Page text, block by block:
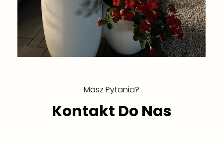
Masz Pytania?
Kontakt Do Nas